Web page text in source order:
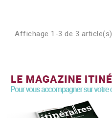
Affichage 1-3 de 3 article(s)